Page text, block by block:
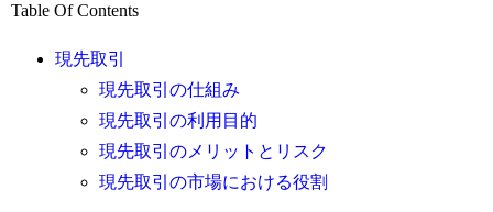
Table Of Contents
現先取引
現先取引の仕組み
現先取引の利用目的
現先取引のメリットとリスク
現先取引の市場における役割